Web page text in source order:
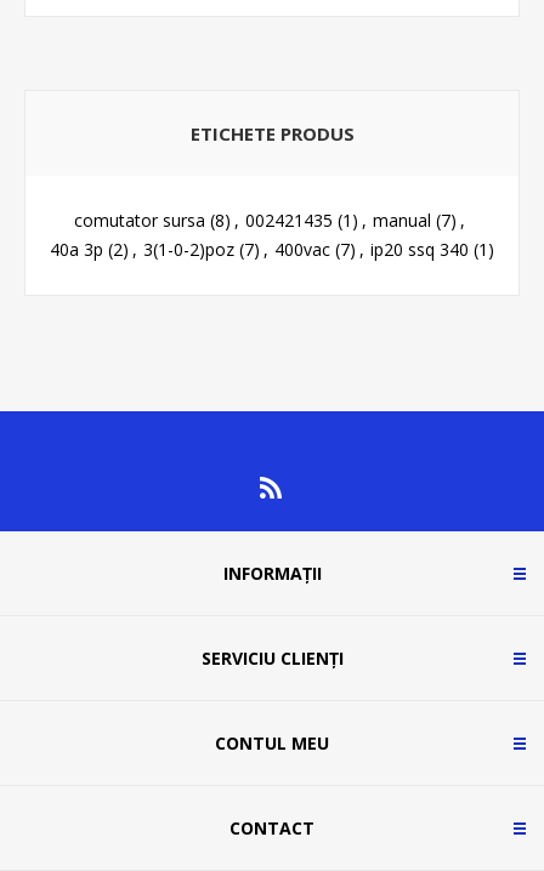
ETICHETE PRODUS
comutator sursa (8) , 002421435 (1) , manual (7) ,
40a 3p (2) , 3(1-0-2)poz (7) , 400vac (7) , ip20 ssq 340 (1)
INFORMAȚII
SERVICIU CLIENȚI
CONTUL MEU
CONTACT